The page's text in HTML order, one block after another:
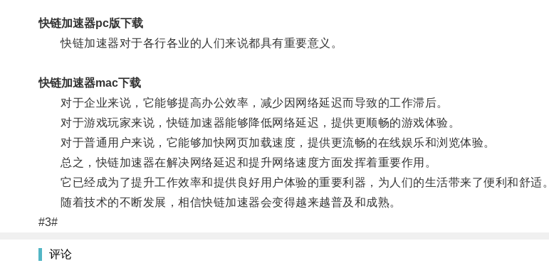
快链加速器pc版下载
快链加速器对于各行各业的人们来说都具有重要意义。
快链加速器mac下载
对于企业来说，它能够提高办公效率，减少因网络延迟而导致的工作滞后。
对于游戏玩家来说，快链加速器能够降低网络延迟，提供更顺畅的游戏体验。
对于普通用户来说，它能够加快网页加载速度，提供更流畅的在线娱乐和浏览体验。
总之，快链加速器在解决网络延迟和提升网络速度方面发挥着重要作用。
它已经成为了提升工作效率和提供良好用户体验的重要利器，为人们的生活带来了便利和舒适。
随着技术的不断发展，相信快链加速器会变得越来越普及和成熟。
#3#
评论